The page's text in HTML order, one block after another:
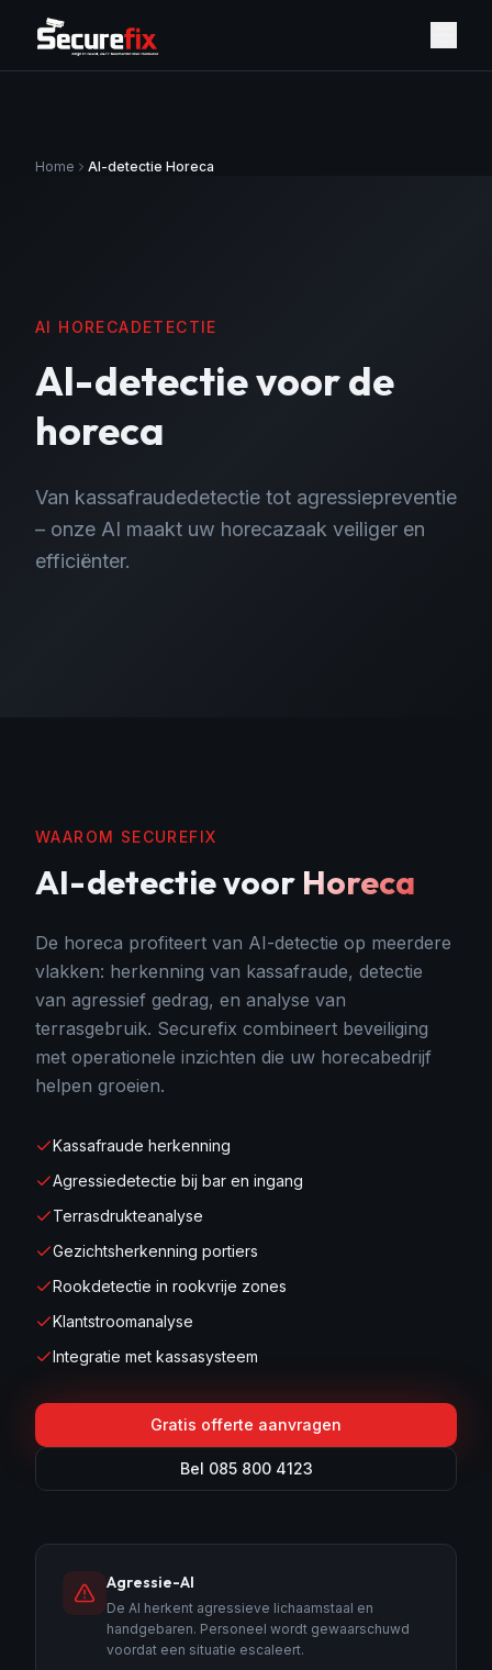
Home AI-detectie Horeca
AI HORECADETECTIE
AI-detectie voor de
horeca
Van kassafraudedetectie tot agressiepreventie
– onze AI maakt uw horecazaak veiliger en
efficiënter.
WAAROM SECUREFIX
AI-detectievoor Horeca
De horeca profiteert van AI-detectie op meerdere
vlakken: herkenning van kassafraude, detectie
van agressief gedrag, en analyse van
terrasgebruik. Securefix combineert beveiliging
met operationele inzichten die uw horecabedrijf
helpen groeien.
Kassafraude herkenning
Agressiedetectie bij bar en ingang
Terrasdrukteanalyse
Gezichtsherkenning portiers
Rookdetectie in rookvrije zones
Klantstroomanalyse
Integratie met kassasysteem
Gratis offerte aanvragen
Bel 085 800 4123
Agressie-AI
De AI herkent agressieve lichaamstaal en
handgebaren. Personeel wordt gewaarschuwd
voordat een situatie escaleert.